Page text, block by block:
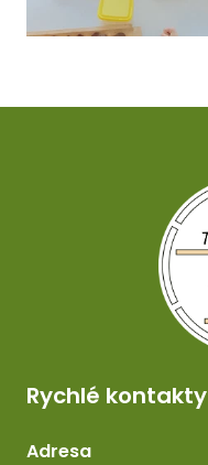
Rychlé kontakty
Adresa